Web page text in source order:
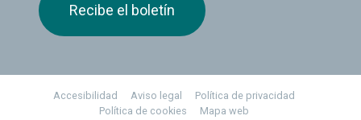
Recibe el boletín
Footer
Accesibilidad Aviso legal
Política de privacidad
Política de cookies
Mapa web